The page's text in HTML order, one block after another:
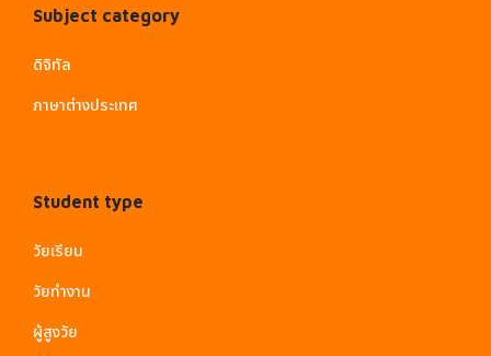
Subject category
ดิจิทัล
ภาษาต่างประเทศ
Student type
วัยเรียน
วัยทำงาน
ผู้สูงวัย